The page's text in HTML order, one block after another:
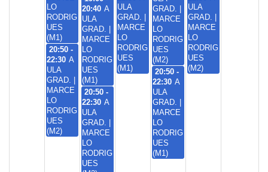
LO
RODRIG
UES
(M1)
20:40 A
ULA
GRAD. |
MARCE
LO
RODRIG
UES
(M1)
ULA
GRAD. |
MARCE
LO
RODRIG
UES
(M1)
20:50 -
22:30 A
ULA
GRAD. |
MARCE
LO
RODRIG
UES
(M1)
20:50 -
22:30 A
ULA
GRAD. |
MARCE
LO
RODRIG
UES
(M2)
20:50 -
22:30 A
ULA
GRAD. |
MARCE
LO
RODRIG
UES
ULA
GRAD. |
MARCE
LO
RODRIG
UES
(M2)
GRAD. |
MARCE
LO
RODRIG
UES
(M2)